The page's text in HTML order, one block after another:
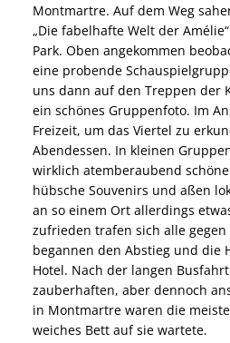
Montmartre. Auf dem Weg
„Die fabelhafte Welt der
Park. Oben angekommen
eine probende
uns dann auf den Treppen der
ein schönes Gruppenfoto. Im
Freizeit, um das Viertel zu
Abendessen. In kleinen
wirklich atemberaubend
hübsche Souvenirs und aßen
an so einem Ort allerdings
zufrieden trafen sich alle
begannen den Abstieg und die
Hotel. Nach der langen
zauberhaften, aber dennoch
in Montmartre waren die
weiches Bett auf sie wartete.